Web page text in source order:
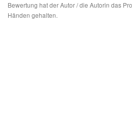
Bewertung hat der Autor / die Autorin das
Händen gehalten.